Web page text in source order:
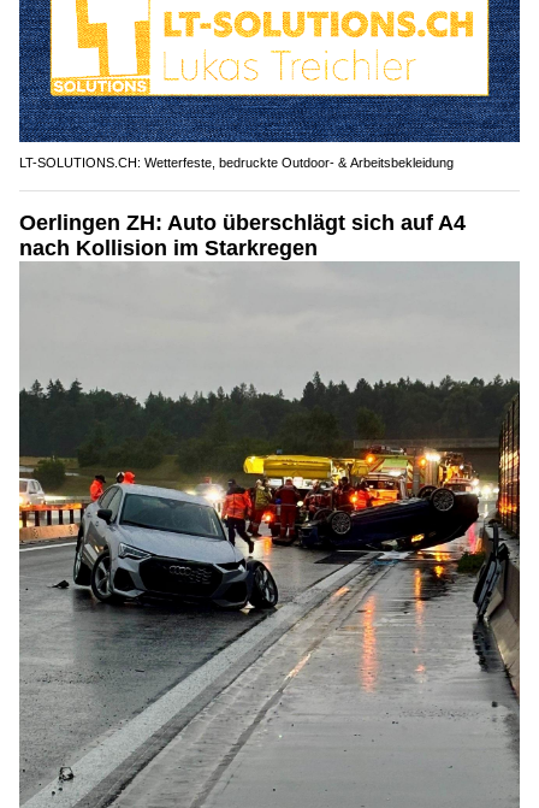
LT-SOLUTIONS.CH: Wetterfeste, bedruckte Outdoor- & Arbeitsbekleidung
Oerlingen ZH: Auto überschlägt sich auf A4
nach Kollision im Starkregen